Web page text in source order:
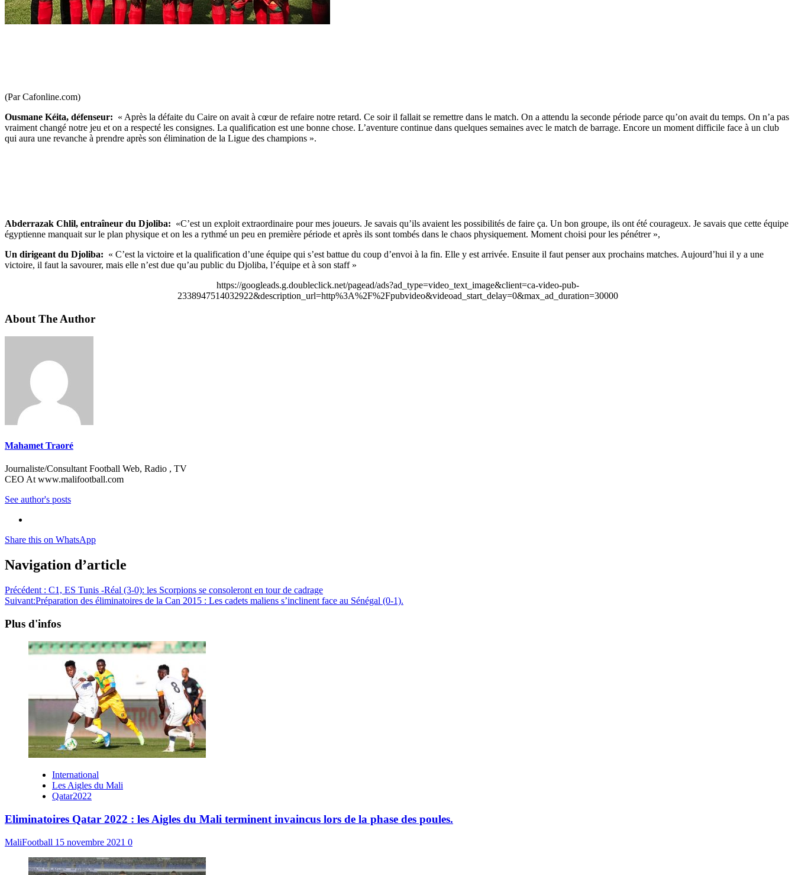
(Par Cafonline.com)
Ousmane Kéita, défenseur: « Après la défaite du Caire on avait à cœur de refaire notre retard. Ce soir il fallait se remettre dans le match. On a attendu la seconde période parce qu’on avait du temps. On n’a pas
vraiment changé notre jeu et on a respecté les consignes. La qualification est une bonne chose. L’aventure continue dans quelques semaines avec le match de barrage. Encore un moment difficile face à un club
qui aura une revanche à prendre après son élimination de la Ligue des champions ».
Abderrazak Chlil, entraîneur du Djoliba: «C’est un exploit extraordinaire pour mes joueurs. Je savais qu’ils avaient les possibilités de faire ça. Un bon groupe, ils ont été courageux. Je savais que cette équipe
égyptienne manquait sur le plan physique et on les a rythmé un peu en première période et après ils sont tombés dans le chaos physiquement. Moment choisi pour les pénétrer »,
Un dirigeant du Djoliba: « C’est la victoire et la qualification d’une équipe qui s’est battue du coup d’envoi à la fin. Elle y est arrivée. Ensuite il faut penser aux prochains matches. Aujourd’hui il y a une
victoire, il faut la savourer, mais elle n’est due qu’au public du Djoliba, l’équipe et à son staff »
https://googleads.g.doubleclick.net/pagead/ads?ad_type=video_text_image&client=ca-video-pub-
2338947514032922&description_url=http%3A%2F%2Fpubvideo&videoad_start_delay=0&max_ad_duration=30000
About The Author
Mahamet Traoré
Journaliste/Consultant Football Web, Radio , TV
CEO At www.malifootball.com
See author's posts
Share this on WhatsApp
Navigation d’article
Précédent : C1, ES Tunis -Réal (3-0): les Scorpions se consoleront en tour de cadrage
Suivant:Préparation des éliminatoires de la Can 2015 : Les cadets maliens s’inclinent face au Sénégal (0-1).
Plus d'infos
International
Les Aigles du Mali
Qatar2022
Eliminatoires Qatar 2022 : les Aigles du Mali terminent invaincus lors de la phase des poules.
MaliFootball 15 novembre 2021 0